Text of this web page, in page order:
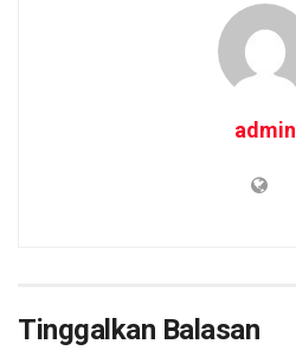
admin
Tinggalkan Balasan